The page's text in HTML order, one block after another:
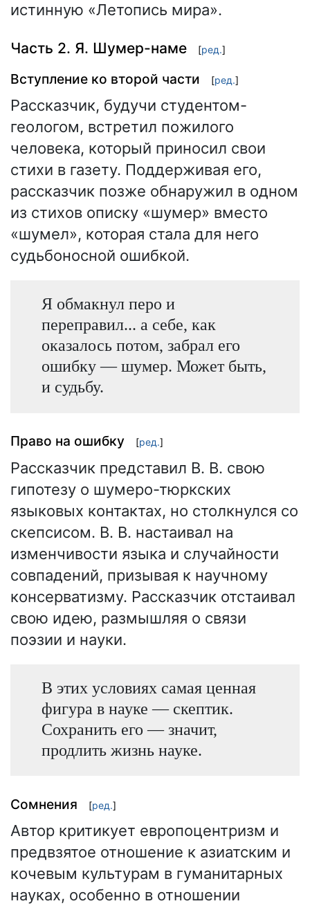
истинную «Летопись мира».
Часть 2. Я. Шумер-наме [ред.]
Вступление ко второй части [ред.]
Рассказчик, будучи студентом-
геологом, встретил пожилого
человека, который приносил свои
стихи в газету. Поддерживая его,
рассказчик позже обнаружил в одном
из стихов описку «шумер» вместо
«шумел», которая стала для него
судьбоносной ошибкой.
Я обмакнул перо и
переправил... а себе, как
оказалось потом, забрал его
ошибку — шумер. Может быть,
и судьбу.
Право на ошибку [ред.]
Рассказчик представил В. В. свою
гипотезу о шумеро-тюркских
языковых контактах, но столкнулся со
скепсисом. В. В. настаивал на
изменчивости языка и случайности
совпадений, призывая к научному
консерватизму. Рассказчик отстаивал
свою идею, размышляя о связи
поэзии и науки.
В этих условиях самая ценная
фигура в науке — скептик.
Сохранить его — значит,
продлить жизнь науке.
Сомнения [ред.]
Автор критикует европоцентризм и
предвзятое отношение к азиатским и
кочевым культурам в гуманитарных
науках, особенно в отношении